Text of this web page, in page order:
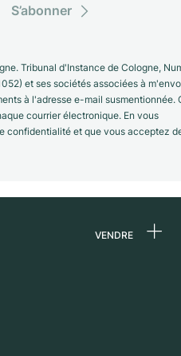
S’abonner
Tribunal d'Instance de Cologne,
et ses sociétés associées à
à l'adresse e-mail susmentionnée.
courrier électronique. En vous
confidentialité et que vous acceptez
VENDRE